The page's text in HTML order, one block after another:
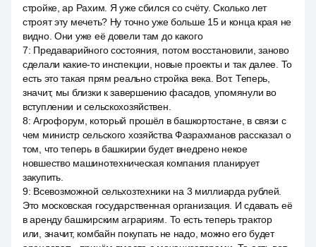
стройке, ар Рахим. Я уже сбился со счёту. Сколько лет
строят эту мечеть? Ну точно уже больше 15 и конца края не
видно. Они уже её довели там до какого
7: Предаварийного состояния, потом восстановили, заново
сделали какие-то инспекции, новые проекты и так далее. То
есть это такая прям реально стройка века. Вот. Теперь,
значит, мы близки к завершению фасадов, упомянули во
вступлении и сельскохозяйствен.
8:Агрофорум, который прошёл в башкортостане, в связи с
чем министр сельского хозяйства Фазрахманов рассказал о
том, что теперь в башкирии будет внедрено некое
новшество машинотехническая компания планирует
закупить.
9: Всевозможной сельхозтехники на 3 миллиарда рублей.
Это московская государственная организация. И сдавать её
в аренду башкирским аграриям. То есть теперь трактор
или, значит, комбайн покупать не надо, можно его будет